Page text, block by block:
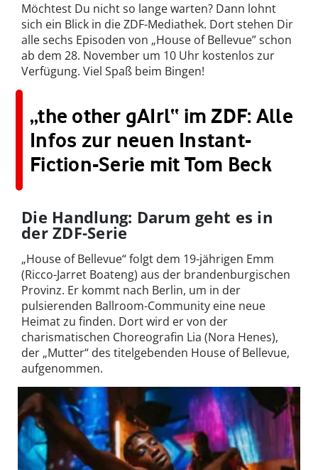
Möchtest Du nicht so lange warten? Dann lohnt
sich ein Blick in die ZDF-Mediathek. Dort stehen Dir
alle sechs Episoden von „House of Bellevue” schon
ab dem 28. November um 10 Uhr kostenlos zur
Verfügung. Viel Spaß beim Bingen!
„the other gAIrl“ im ZDF: Alle
Infos zur neuen Instant-
Fiction-Serie mit Tom Beck
Die Handlung: Darum geht es in
der ZDF-Serie
„House of Bellevue“ folgt dem 19-jährigen Emm
(Ricco-Jarret Boateng) aus der brandenburgischen
Provinz. Er kommt nach Berlin, um in der
pulsierenden Ballroom-Community eine neue
Heimat zu finden. Dort wird er von der
charismatischen Choreografin Lia (Nora Henes),
der „Mutter“ des titelgebenden House of Bellevue,
aufgenommen.